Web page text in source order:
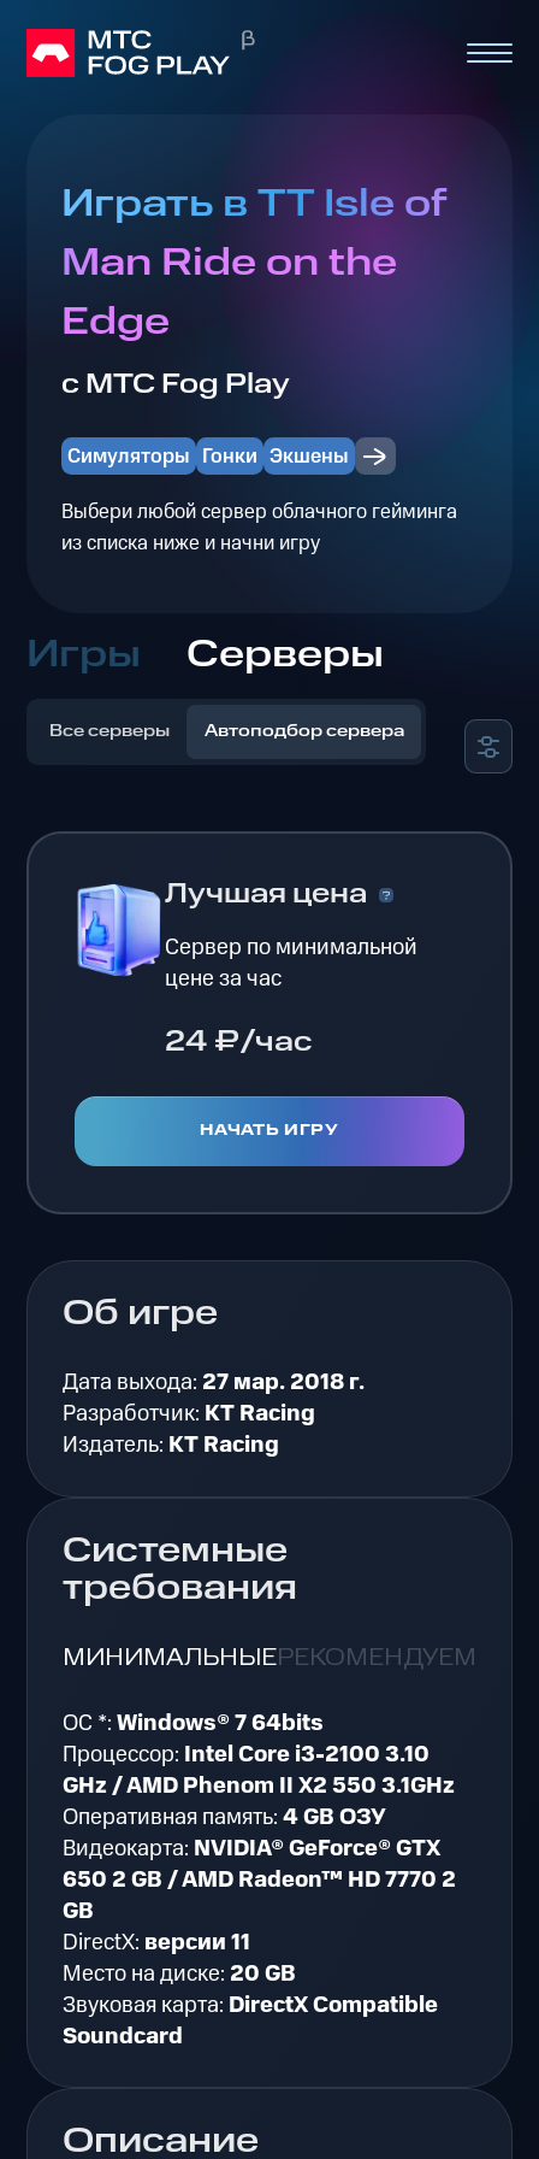
Играть в TT Isle of
Man Ride on the
Edge
с МТС Fog Play
Симуляторы Гонки Экшены
Выбери любой сервер облачного гейминга
из списка ниже и начни игру
Игры Серверы
Все серверы Автоподбор сервера
Лучшая цена
Сервер по минимальной
цене за час
24 ₽/час
НАЧАТЬ ИГРУ
Описание
Об игре
Дата выхода: 27 мар. 2018 г.
Разработчик: KT Racing
Издатель: KT Racing
Системные
требования
МИНИМАЛЬНЫЕРЕКОМЕНДУЕМЫЕ
ОС *:Windows® 7 64bits
Процессор: Intel Core i3-2100 3.10
GHz / AMD Phenom II X2 550 3.1GHz
Оперативная память:4 GB ОЗУ
Видеокарта: NVIDIA® GeForce® GTX
650 2 GB / AMD Radeon™ HD 7770 2
GB
DirectX: версии 11
Место на диске: 20 GB
Звуковая карта: DirectX Compatible
Soundcard